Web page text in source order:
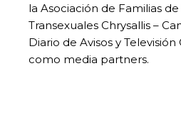
la Asociación de Familias
Transexuales Chrysallis –
Diario de Avisos y
como media partners.